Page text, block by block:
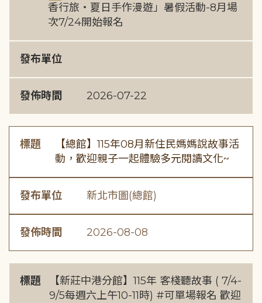
香行旅・夏日手作漫遊」暑假活動-8月場
次7/24開始報名
發布單位
發佈時間 2026-07-22
標題
【總館】115年08月新住民媽媽說故事活
動，歡迎親子一起體驗多元閱讀文化~
發布單位 新北市圖(總館)
發佈時間 2026-08-08
標題
【新莊中港分館】115年 客棧聽故事 ( 7/4-
9/5每週六上午10-11時) #可單場報名 歡迎